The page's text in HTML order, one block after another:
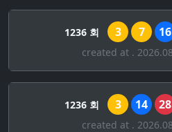
1236 회 3 7 16
created at .
1236 회 3 14 28
created at .